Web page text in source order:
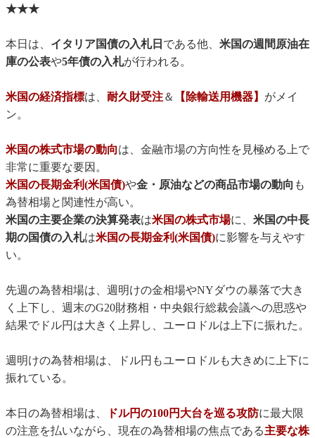
★★★
本日は、 イタリア国債の入札日 である他、 米国の週間原油在
庫の公表や5年債の入札が行われる。
米国の経済指標は、 耐久財受注＆ 【除輸送用機器】 がメイ
ン。
米国の株式市場の動向は、金融市場の方向性を見極める上で
非常に重要な要因。
米国の長期金利(米国債)や金・原油などの商品市場の動向 も
為替相場と関連性が高い。
米国の主要企業の決算発表は米国の株式市場に、 米国の中長
期の国債の入札は米国の長期金利(米国債)に影響を与えやす
い。
先週の為替相場は、週明けの金相場やNYダウの暴落で大き
く上下し、週末のG20財務相・中央銀行総裁会議への思惑や
結果でドル円は大きく上昇し、ユーロドルは上下に振れた。
週明けの為替相場は、ドル円もユーロドルも大きめに上下に
振れている。
本日の為替相場は、 ドル円の100円大台を巡る攻防に最大限
の注意を払いながら、現在の為替相場の焦点である主要な株